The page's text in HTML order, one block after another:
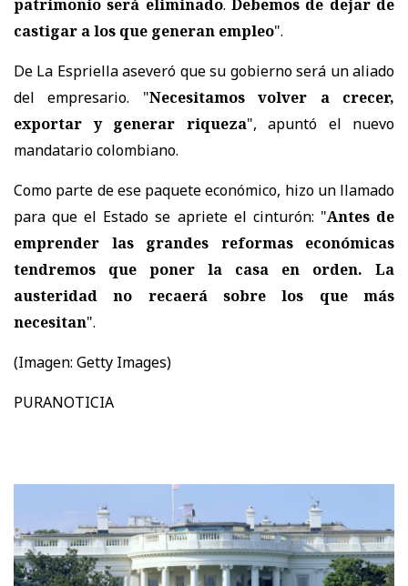
patrimonio será eliminado.Debemos de dejar de
castigar a los que generan empleo".
De La Espriella aseveró que su gobierno será un aliado
del empresario. "Necesitamos volver a crecer,
exportar y generar riqueza", apuntó el nuevo
mandatario colombiano.
Como parte de ese paquete económico, hizo un llamado
para que el Estado se apriete el cinturón: "Antes de
emprender las grandes reformas económicas
tendremos que poner la casa en orden. La
austeridad no recaerá sobre los que más
necesitan".
(Imagen: Getty Images)
PURANOTICIA